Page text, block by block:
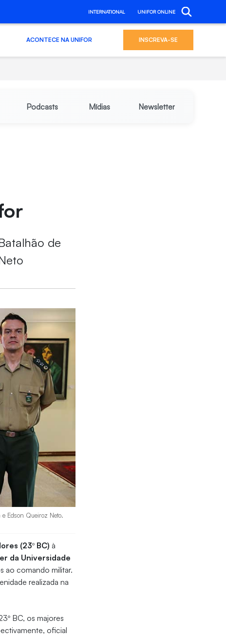
INTERNATIONAL UNIFOR ONLINE
ACONTECE NA UNIFOR INSCREVA-SE
Podcasts Mídias Newsletter
de
Edson Queiroz Neto.
(23º BC) à
da Universidade
ao comando militar.
realizada na
BC, os majores
oficial